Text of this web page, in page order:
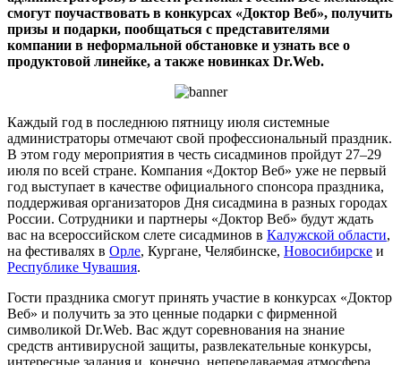
смогут поучаствовать в конкурсах «Доктор Веб», получить
призы и подарки, пообщаться с представителями
компании в неформальной обстановке и узнать все о
продуктовой линейке, а также новинках Dr.Web.
Каждый год в последнюю пятницу июля системные
администраторы отмечают свой профессиональный праздник.
В этом году мероприятия в честь сисадминов пройдут 27–29
июля по всей стране. Компания «Доктор Веб» уже не первый
год выступает в качестве официального спонсора праздника,
поддерживая организаторов Дня сисадмина в разных городах
России. Сотрудники и партнеры «Доктор Веб» будут ждать
вас на всероссийском слете сисадминов в Калужской области,
на фестивалях в Орле, Кургане, Челябинске, Новосибирске и
Республике Чувашия.
Гости праздника смогут принять участие в конкурсах «Доктор
Веб» и получить за это ценные подарки с фирменной
символикой Dr.Web. Вас ждут соревнования на знание
средств антивирусной защиты, развлекательные конкурсы,
интересные задания и, конечно, непередаваемая атмосфера